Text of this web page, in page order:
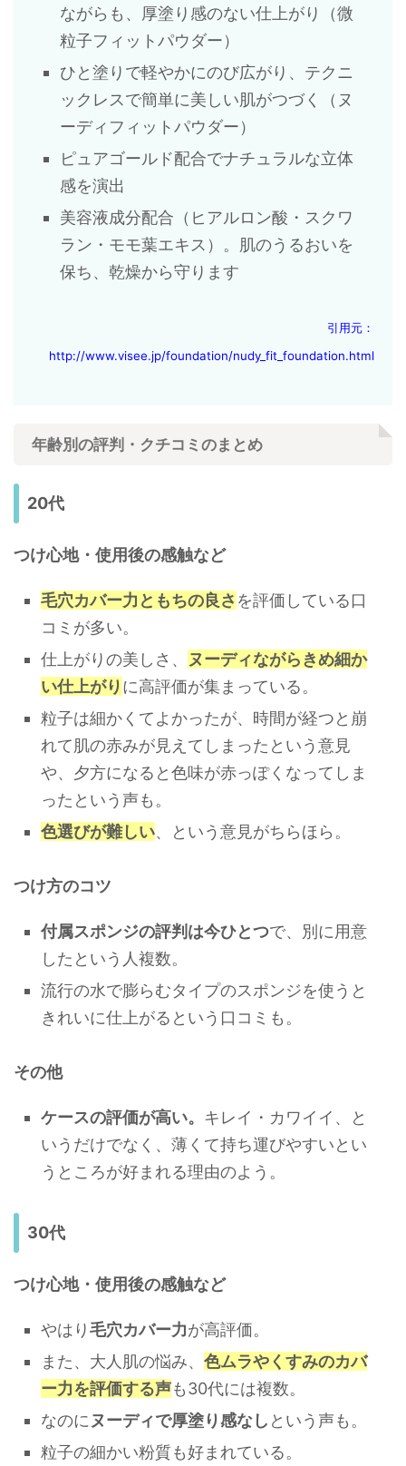
ながらも、厚塗り感のない仕上がり（微
粒子フィットパウダー）
ひと塗りで軽やかにのび広がり、テクニ
ックレスで簡単に美しい肌がつづく（ヌ
ーディフィットパウダー）
ピュアゴールド配合でナチュラルな立体
感を演出
美容液成分配合（ヒアルロン酸・スクワ
ラン・モモ葉エキス）。肌のうるおいを
保ち、乾燥から守ります
引用元：
http://www.visee.jp/foundation/nudy_fit_foundation.html
年齢別の評判・クチコミのまとめ
20代
つけ心地・使用後の感触など
毛穴カバー力ともちの良さ を評価している口
コミが多い。
仕上がりの美しさ、
ヌーディながらきめ細か
い仕上がりに高評価が集まっている。
粒子は細かくてよかったが、時間が経つと崩
れて肌の赤みが見えてしまったという意見
や、夕方になると色味が赤っぽくなってしま
ったという声も。
色選びが難しい、という意見がちらほら。
つけ方のコツ
付属スポンジの評判は今ひとつで、別に用意
したという人複数。
流行の水で膨らむタイプのスポンジを使うと
きれいに仕上がるという口コミも。
その他
ケースの評価が高い。 キレイ・カワイイ、と
いうだけでなく、薄くて持ち運びやすいとい
うところが好まれる理由のよう。
30代
つけ心地・使用後の感触など
やはり毛穴カバー力が高評価。
また、大人肌の悩み、 色ムラやくすみのカバ
ー力を評価する声も30代には複数。
なのに ヌーディで厚塗り感なし という声も。
粒子の細かい粉質も好まれている。